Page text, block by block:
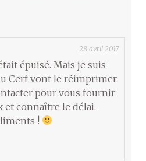
28 avril 2017
épuisé. Mais je suis
Cerf vont le réimprimer.
pour vous fournir
et connaître le délai.
!